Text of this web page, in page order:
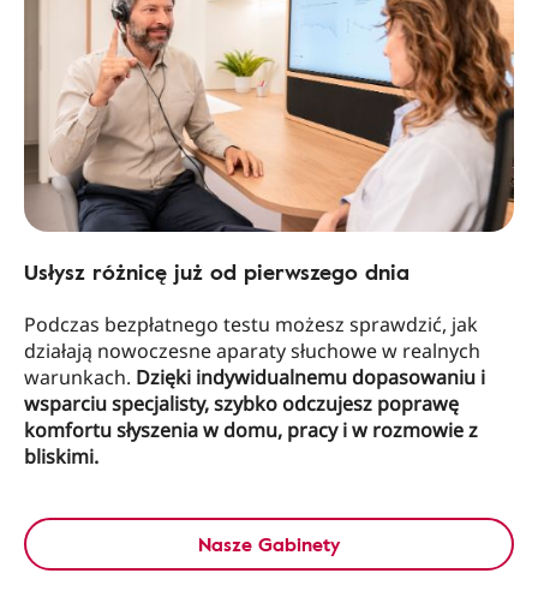
Usłysz różnicę już od pierwszego dnia
Podczas bezpłatnego testu możesz sprawdzić, jak
działają nowoczesne aparaty słuchowe w realnych
warunkach. Dzięki indywidualnemu dopasowaniu i
wsparciu specjalisty, szybko odczujesz poprawę
komfortu słyszenia w domu, pracy i w rozmowie z
bliskimi.
Nasze Gabinety